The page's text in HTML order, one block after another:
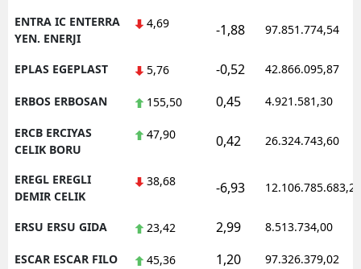
ENTRA IC ENTERRA
YEN. ENERJI
4,69 -1,88 97.851.774,54
EPLAS EGEPLAST 5,76 -0,52 42.866.095,87
ERBOS ERBOSAN 155,50 0,45 4.921.581,30
ERCB ERCIYAS
CELIK BORU
47,90 0,42 26.324.743,60
EREGL EREGLI
DEMIR CELIK
38,68 -6,93 12.106.785.683,20
ERSU ERSU GIDA 23,42 2,99 8.513.734,00
ESCAR ESCAR FILO 45,36 1,20 97.326.379,02